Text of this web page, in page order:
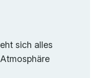
sich alles